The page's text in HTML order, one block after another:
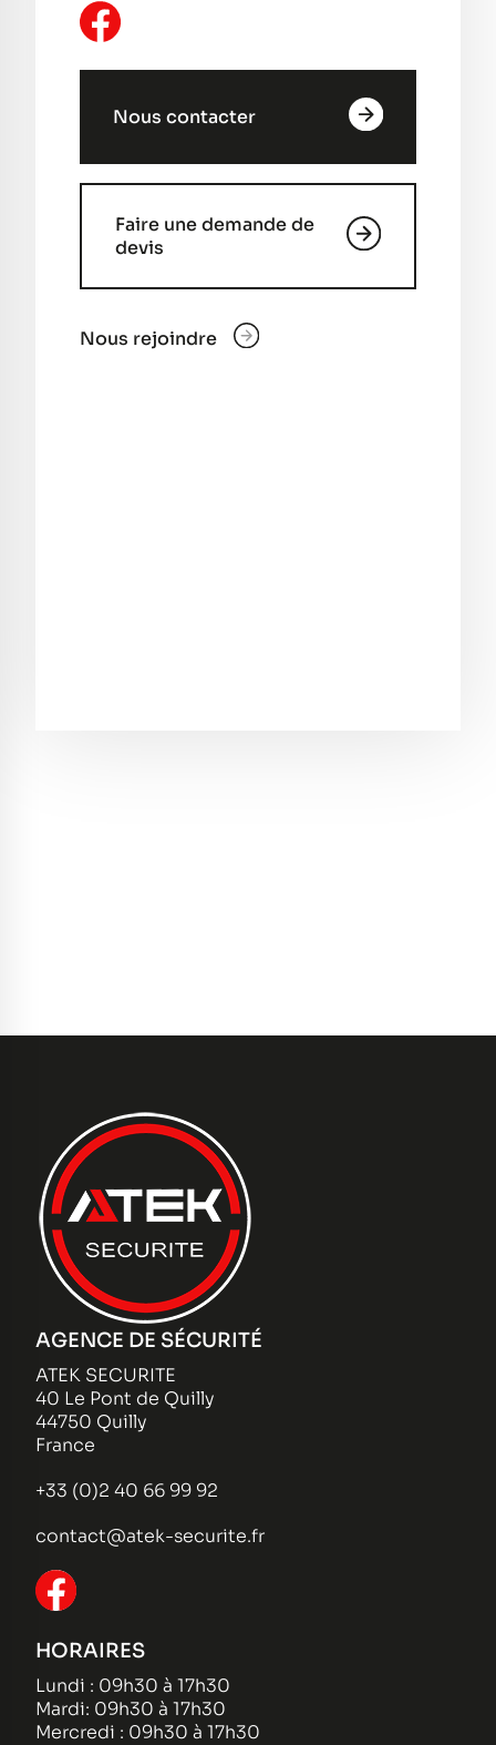
Nous contacter
Faire une demande de
devis
Nous rejoindre
AGENCE DE SÉCURITÉ
ATEK SECURITE
40 Le Pont de Quilly
44750 Quilly
France
+33 (0)2 40 66 99 92
contact@atek-securite.fr
HORAIRES
Lundi : 09h30 à 17h30
Mardi: 09h30 à 17h30
Mercredi : 09h30 à 17h30